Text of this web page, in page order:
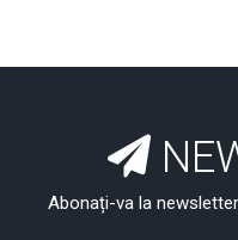
Abonați-va la